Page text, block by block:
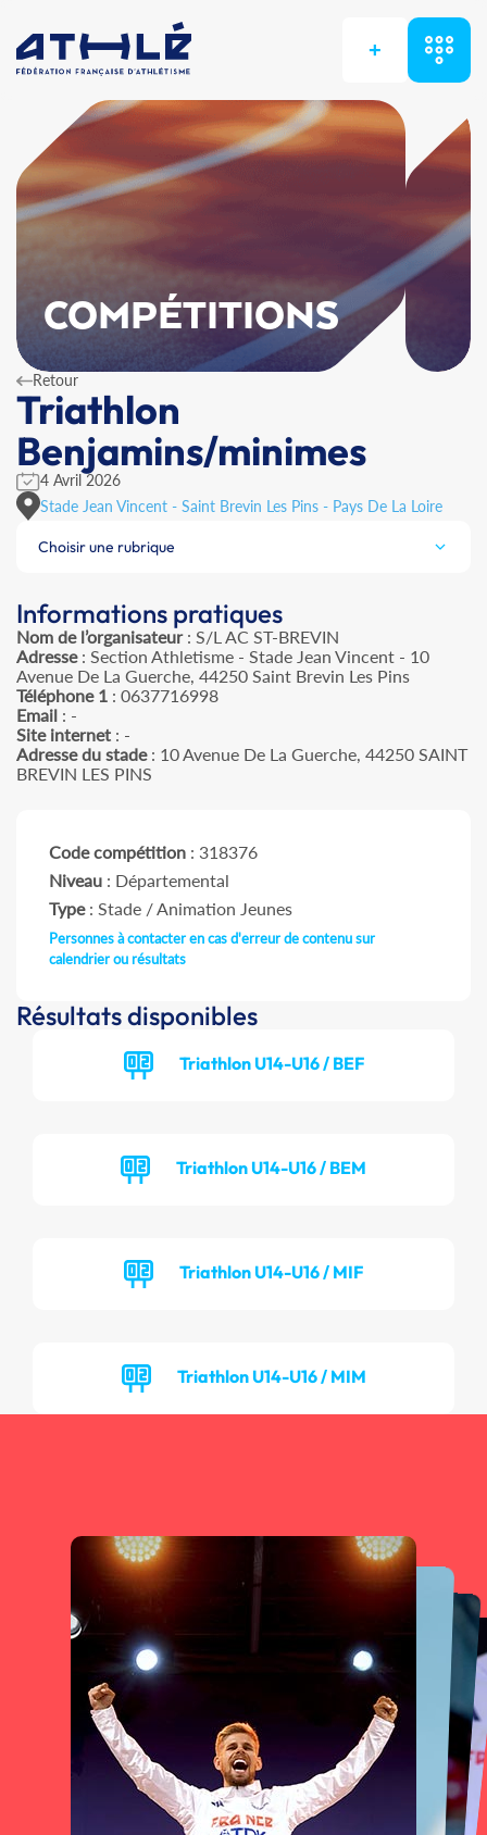
+
COMPÉTITIONS
Retour
Triathlon
Benjamins/minimes
4 Avril 2026
Stade Jean Vincent - Saint Brevin Les Pins - Pays De La Loire
Choisir une rubrique
Informations pratiques
Nom de l’organisateur: S/L AC ST-BREVIN
Adresse: Section Athletisme - Stade Jean Vincent - 10
Avenue De La Guerche, 44250 Saint Brevin Les Pins
Téléphone 1 : 0637716998
Email : -
Site internet : -
Adresse du stade: 10 Avenue De La Guerche, 44250 SAINT
BREVIN LES PINS
Code compétition : 318376
Niveau : Départemental
Type: Stade / Animation Jeunes
Personnes à contacter en cas d'erreur de contenu sur
calendrier ou résultats
Résultats disponibles
Triathlon U14-U16 / BEF
Triathlon U14-U16 / BEM
Triathlon U14-U16 / MIF
Triathlon U14-U16 / MIM